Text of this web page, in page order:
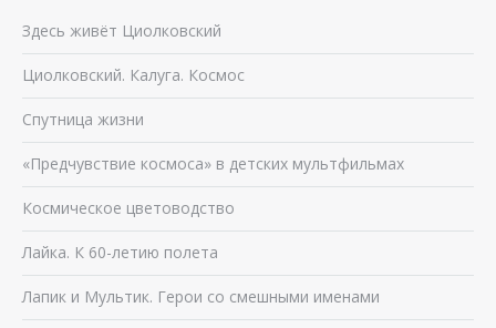
Здесь живёт Циолковский
Циолковский. Калуга. Космос
Спутница жизни
«Предчувствие космоса» в детских мультфильмах
Космическое цветоводство
Лайка. К 60-летию полета
Лапик и Мультик. Герои со смешными именами